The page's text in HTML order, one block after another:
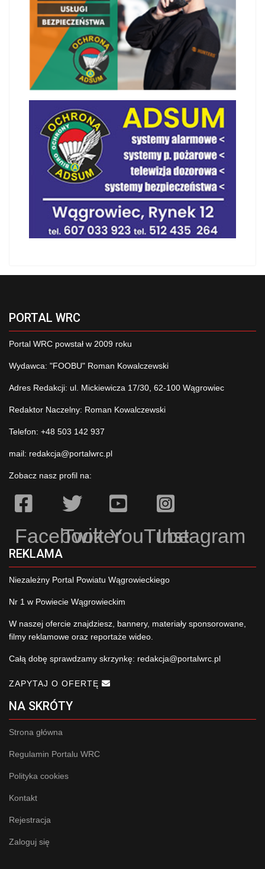
PORTAL WRC
Portal WRC powstał w 2009 roku
Wydawca: "FOOBU" Roman Kowalczewski
Adres Redakcji: ul. Mickiewicza 17/30, 62-100 Wągrowiec
Redaktor Naczelny: Roman Kowalczewski
Telefon: +48 503 142 937
mail: redakcja@portalwrc.pl
Zobacz nasz profil na:
Facebook
TwitterYouTubeInstagram
REKLAMA
Niezależny Portal Powiatu Wągrowieckiego
Nr 1 w Powiecie Wągrowieckim
W naszej ofercie znajdziesz, bannery, materiały sponsorowane,
filmy reklamowe oraz reportaże wideo.
Całą dobę sprawdzamy skrzynkę: redakcja@portalwrc.pl
ZAPYTAJ O OFERTĘ
NA SKRÓTY
Strona główna
Regulamin Portalu WRC
Polityka cookies
Kontakt
Rejestracja
Zaloguj się